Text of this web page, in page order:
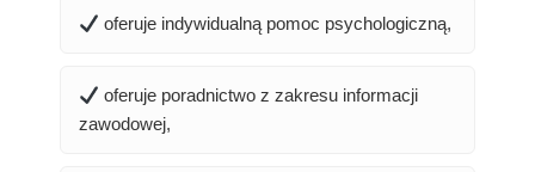
oferuje indywidualną pomoc psychologiczną,
oferuje poradnictwo z zakresu informacji
zawodowej,